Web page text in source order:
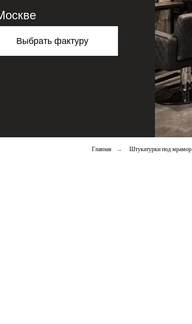
Выбрать фактуру
Главная → Штукатурки под мрамор